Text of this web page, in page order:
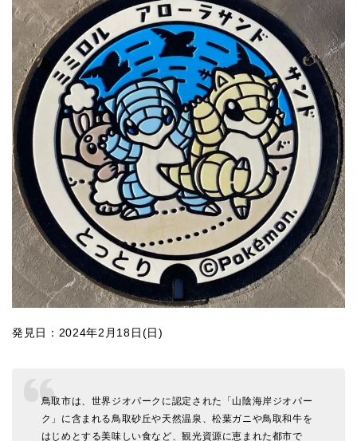
発見日：2024年2月18日(日)
鳥取市は、世界ジオパークに認定された「山陰海岸ジオパー
ク」に含まれる鳥取砂丘や天然温泉、松葉ガニや鳥取和牛を
はじめとする美味しい食など、観光資源に恵まれた都市で